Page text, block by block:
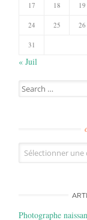
17 18 19
24 25 26
31
« Juil
Search
for:
Catégories
Photographe